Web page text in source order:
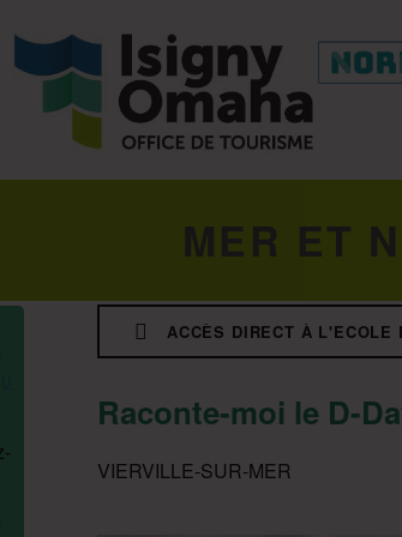
MER ET
ACCÈS DIRECT À L'ECOLE
Raconte-moi le D-
VIERVILLE-SUR-MER